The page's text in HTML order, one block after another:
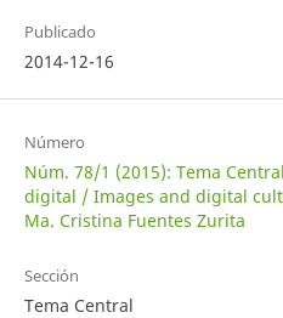
Publicado
2014-12-16
Número
Núm. 78/1 (2015): Tema
digital / Images and digital
Ma. Cristina Fuentes Zurita
Sección
Tema Central